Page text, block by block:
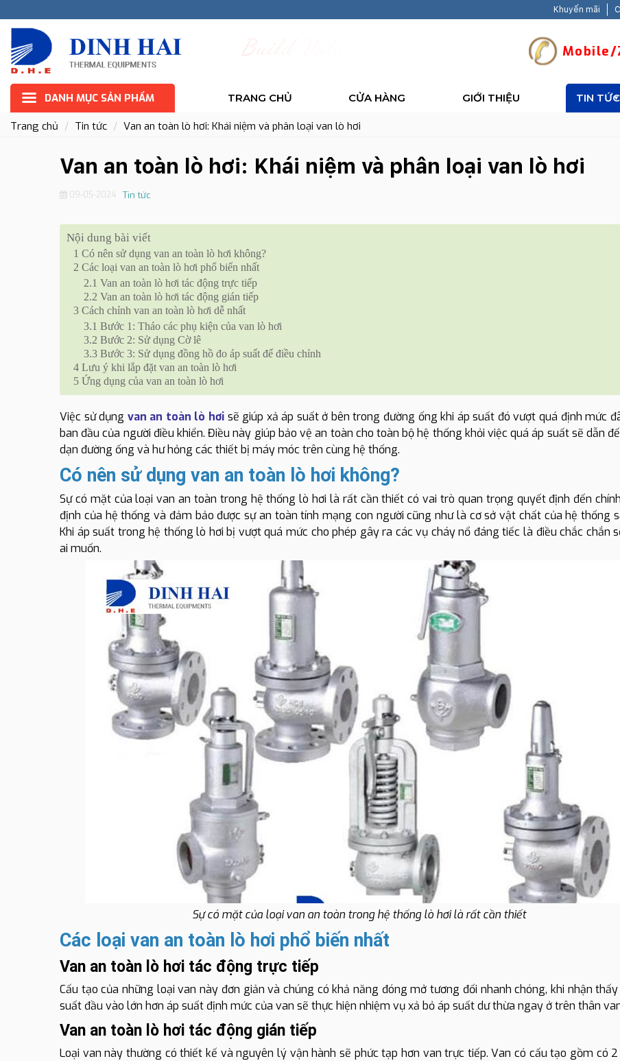
Khuyến mãi
Mobile/
DANH MỤC SẢN PHẨM TRANG CHỦ CỬA HÀNG GIỚI THIỆU TIN TỨC
Trang chủ Tin tức Van an toàn lò hơi: Khái niệm và phân loại van lò hơi
Van an toàn lò hơi: Khái niệm và phân loại van lò hơi
09-05-2024 Tin tức
Nội dung bài viết
1 Có nên sử dụng van an toàn lò hơi không?
2 Các loại van an toàn lò hơi phổ biến nhất
2.1 Van an toàn lò hơi tác động trực tiếp
2.2 Van an toàn lò hơi tác động gián tiếp
3 Cách chỉnh van an toàn lò hơi dễ nhất
3.1 Bước 1: Tháo các phụ kiện của van lò hơi
3.2 Bước 2: Sử dụng Cờ lê
3.3 Bước 3: Sử dụng đồng hồ đo áp suất để điều chỉnh
4 Lưu ý khi lắp đặt van an toàn lò hơi
5 Ứng dụng của van an toàn lò hơi
Việc sử dụng van an toàn lò hơi sẽ giúp xả áp suất ở bên trong đường ống khi áp suất đó vượt quá định mức
ban đầu của người điều khiển. Điều này giúp bảo vệ an toàn cho toàn bộ hệ thống khỏi việc quá áp suất sẽ dẫn
dạn đường ống và hư hỏng các thiết bị máy móc trên cùng hệ thống.
Có nên sử dụng van an toàn lò hơi không?
Sự có mặt của loại van an toàn trong hệ thống lò hơi là rất cần thiết có vai trò quan trọng quyết định đến
định của hệ thống và đảm bảo được sự an toàn tính mạng con người cũng như là cơ sở vật chất của hệ thống
Khi áp suất trong hệ thống lò hơi bị vượt quá mức cho phép gây ra các vụ cháy nổ đáng tiếc là điều chắc chắn
ai muốn.
Sự có mặt của loại van an toàn trong hệ thống lò hơi là rất cần thiết
Các loại van an toàn lò hơi phổ biến nhất
Van an toàn lò hơi tác động trực tiếp
Cấu tạo của những loại van này đơn giản và chúng có khả năng đóng mở tương đối nhanh chóng, khi nhận
suất đầu vào lớn hơn áp suất định mức của van sẽ thực hiện nhiệm vụ xả bỏ áp suất dư thừa ngay ở trên thân
Van an toàn lò hơi tác động gián tiếp
Loại van này thường có thiết kế và nguyên lý vận hành sẽ phức tạp hơn van trực tiếp. Van có cấu tạo gồm có